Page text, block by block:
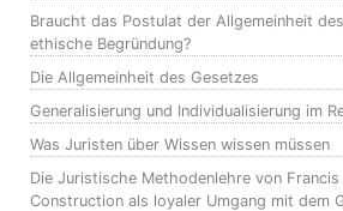
Braucht das Postulat der Allgemeinheit
ethische Begründung?
Die Allgemeinheit des Gesetzes
Generalisierung und Individualisierung im
Was Juristen über Wissen wissen müssen
Die Juristische Methodenlehre von Francis
Construction als loyaler Umgang mit dem